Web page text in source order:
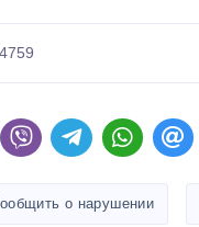
о нарушении